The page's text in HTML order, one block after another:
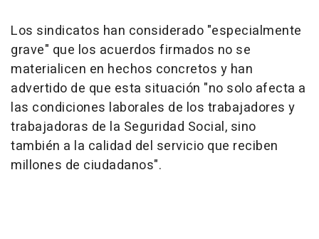
Los sindicatos han considerado "especialmente
grave" que los acuerdos firmados no se
materialicen en hechos concretos y han
advertido de que esta situación "no solo afecta a
las condiciones laborales de los trabajadores y
trabajadoras de la Seguridad Social, sino
también a la calidad del servicio que reciben
millones de ciudadanos".